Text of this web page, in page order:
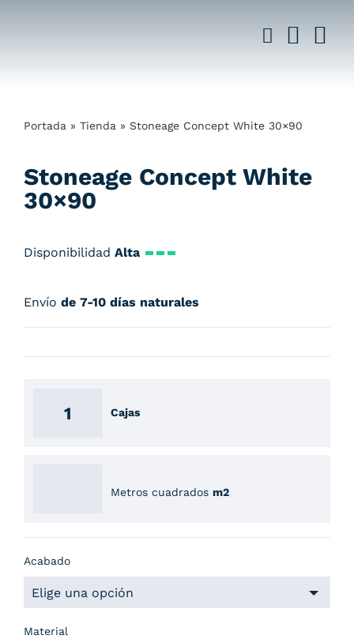
Portada » Tienda » Stoneage Concept White 30×90
Stoneage Concept White
30×90
Disponibilidad Alta
Envío de 7-10 días naturales
Cajas
Metros cuadrados m2
Acabado
Material